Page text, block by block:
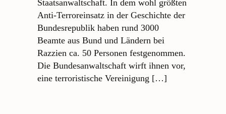
Staatsanwaltschaft. In dem wohl größten
Anti-Terroreinsatz in der Geschichte der
Bundesrepublik haben rund 3000
Beamte aus Bund und Ländern bei
Razzien ca. 50 Personen festgenommen.
Die Bundesanwaltschaft wirft ihnen vor,
eine terroristische Vereinigung […]